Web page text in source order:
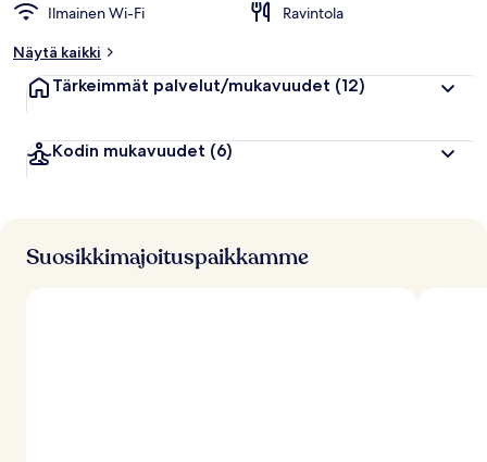
a
r
s
j
a
Ilmainen Wi-Fi
Ravintola
Näytä kaikki
Tärkeimmät palvelut/mukavuudet (12)
Kodin mukavuudet (6)
Suosikkimajoituspaikkamme